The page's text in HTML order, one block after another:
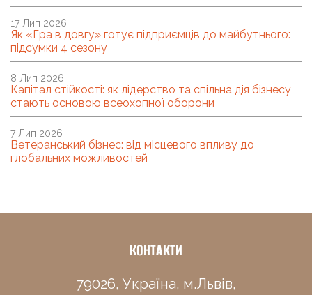
Як «Гра в довгу» готує підприємців до майбутнього:
підсумки 4 сезону
17 Лип 2026
Капітал стійкості: як лідерство та спільна дія бізнесу
стають основою всеохопної оборони
8 Лип 2026
Ветеранський бізнес: від місцевого впливу до
глобальних можливостей
7 Лип 2026
КОНТАКТИ
79026, Україна, м.Львів,